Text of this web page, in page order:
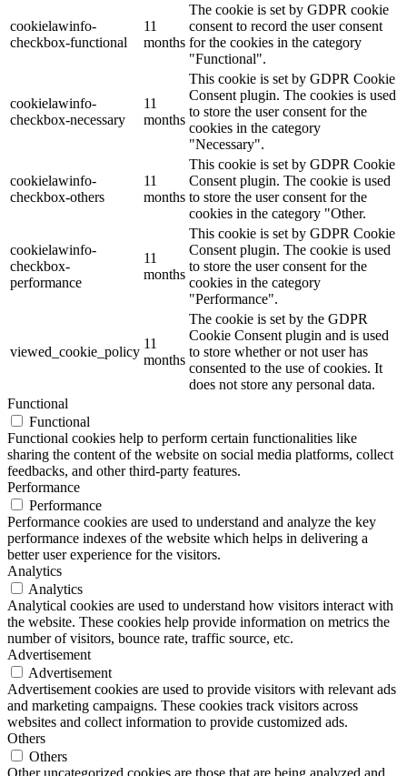
cookielawinfo-
checkbox-functional
11
months
The cookie is set by GDPR cookie
consent to record the user consent
for the cookies in the category
"Functional".
cookielawinfo-
checkbox-necessary
11
months
This cookie is set by GDPR Cookie
Consent plugin. The cookies is used
to store the user consent for the
cookies in the category
"Necessary".
cookielawinfo-
checkbox-others
11
months
This cookie is set by GDPR Cookie
Consent plugin. The cookie is used
to store the user consent for the
cookies in the category "Other.
cookielawinfo-
checkbox-
performance
11
months
This cookie is set by GDPR Cookie
Consent plugin. The cookie is used
to store the user consent for the
cookies in the category
"Performance".
viewed_cookie_policy
11
months
The cookie is set by the GDPR
Cookie Consent plugin and is used
to store whether or not user has
consented to the use of cookies. It
does not store any personal data.
Functional
Functional
Functional cookies help to perform certain functionalities like
sharing the content of the website on social media platforms, collect
feedbacks, and other third-party features.
Performance
Performance
Performance cookies are used to understand and analyze the key
performance indexes of the website which helps in delivering a
better user experience for the visitors.
Analytics
Analytics
Analytical cookies are used to understand how visitors interact with
the website. These cookies help provide information on metrics the
number of visitors, bounce rate, traffic source, etc.
Advertisement
Advertisement
Advertisement cookies are used to provide visitors with relevant ads
and marketing campaigns. These cookies track visitors across
websites and collect information to provide customized ads.
Others
Others
Other uncategorized cookies are those that are being analyzed and